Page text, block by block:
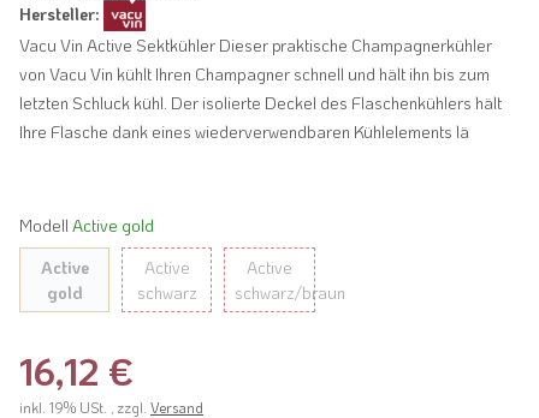
Hersteller:
Vacu Vin Active Sektkühler Dieser praktische Champagnerkühler
von Vacu Vin kühlt Ihren Champagner schnell und hält ihn bis zum
letzten Schluck kühl. Der isolierte Deckel des Flaschenkühlers hält
Ihre Flasche dank eines wiederverwendbaren Kühlelements lä
ModellActive gold
Active
gold
Active
schwarz
Active
schwarz/braun
16,12 €
inkl. 19% USt. , zzgl. Versand